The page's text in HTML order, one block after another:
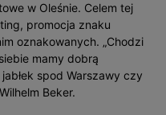
w Oleśnie. Celem tej
promocja znaku
oznakowanych. „Chodzi
mamy dobrą
spod Warszawy czy
Beker.